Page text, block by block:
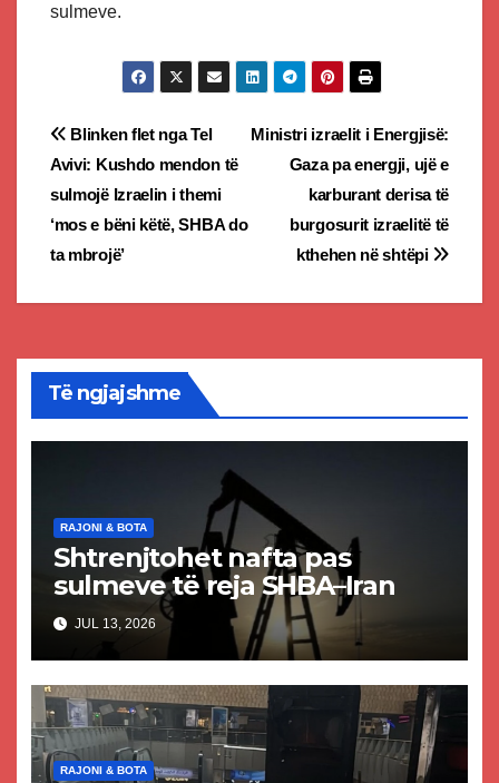
sulmeve.
Post
navigation
Ministri izraelit i Energjisë:
Gaza pa energji, ujë e
karburant derisa të
burgosurit izraelitë të
kthehen në shtëpi
Blinken flet nga Tel
Avivi: Kushdo mendon të
sulmojë Izraelin i themi
‘mos e bëni këtë, SHBA do
ta mbrojë’
Të ngjajshme
RAJONI & BOTA
Shtrenjtohet nafta pas
sulmeve të reja SHBA–Iran
JUL 13, 2026
RAJONI & BOTA